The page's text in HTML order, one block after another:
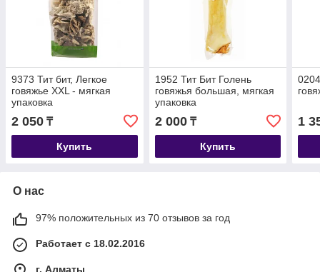
9373 Тит бит, Легкое
говяжье XXL - мягкая
упаковка
2 050 ₸
Купить
1952 Тит Бит Голень
говяжья большая, мягкая
упаковка
2 000₸
Купить
1
О нас
97% положительных из 70 отзывов за год
Работает с 18.02.2016
г. Алматы